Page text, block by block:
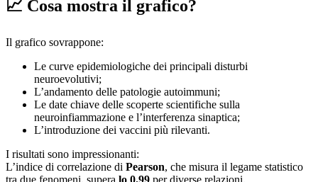
📈 Cosa mostra il grafico?
Il grafico sovrappone:
Le curve epidemiologiche dei principali disturbi
neuroevolutivi;
L’andamento delle patologie autoimmuni;
Le date chiave delle scoperte scientifiche sulla
neuroinfiammazione e l’interferenza sinaptica;
L’introduzione dei vaccini più rilevanti.
I risultati sono impressionanti:
L’indice di correlazione di Pearson, che misura il legame statistico